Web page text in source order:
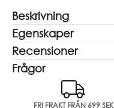
Beskrivning
Egenskaper
Recensioner
Frågor
FRI FRAKT FRÅN 699 SEK